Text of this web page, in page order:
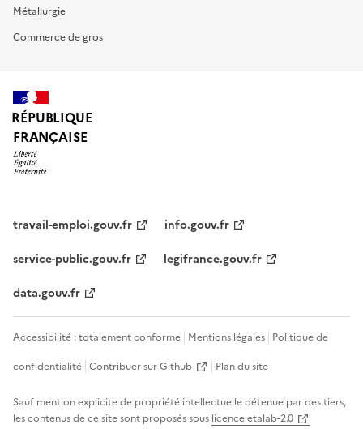
Métallurgie
Commerce de gros
RÉPUBLIQUE
FRANÇAISE
travail-emploi.gouv.fr
info.gouv.fr
service-public.gouv.fr
legifrance.gouv.fr
data.gouv.fr
Accessibilité : totalement conforme Mentions légales Politique de
confidentialité Contribuer sur Github Plan du site
Sauf mention explicite de propriété intellectuelle détenue par des tiers,
les contenus de ce site sont proposés sous licence etalab-2.0